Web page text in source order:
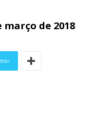
março de 2018